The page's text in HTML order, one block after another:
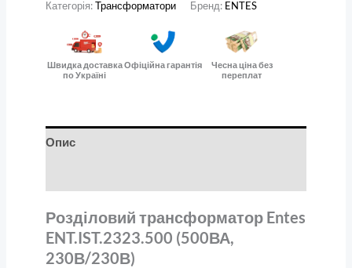
Категорія:Трансформатори Бренд: ENTES
Швидка доставка
по Україні
Офіційна гарантія
Чесна ціна без
переплат
Опис
Розділовий трансформатор Entes
ENT.IST.2323.500 (500ВА,
230В/230В)